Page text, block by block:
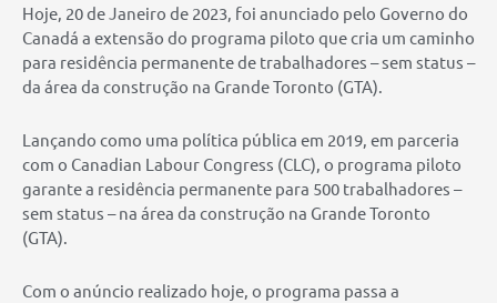
Hoje, 20 de Janeiro de 2023, foi anunciado pelo Governo do
Canadá a extensão do programa piloto que cria um caminho
para residência permanente de trabalhadores – sem status –
da área da construção na Grande Toronto (GTA).
Lançando como uma política pública em 2019, em parceria
com o Canadian Labour Congress (CLC), o programa piloto
garante a residência permanente para 500 trabalhadores –
sem status – na área da construção na Grande Toronto
(GTA).
Com o anúncio realizado hoje, o programa passa a